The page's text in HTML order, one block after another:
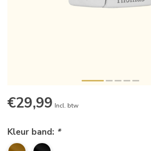
€29,99 Incl. btw
Kleur band: *